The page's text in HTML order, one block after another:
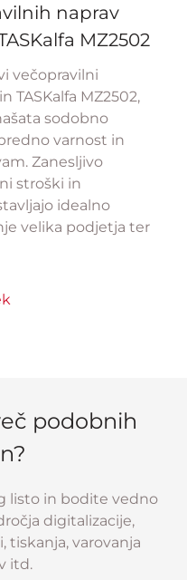
naprav
MZ2502
večopravilni
TASKalfa MZ2502,
sodobno
varnost in
Zanesljivo
stroški in
idealno
velika podjetja ter
podobnih
listo in bodite vedno
digitalizacije,
tiskanja, varovanja
itd.